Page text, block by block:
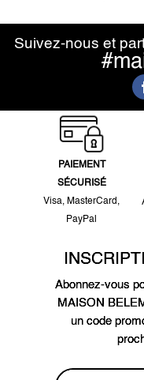
Suivez-nous et
PAIEMENT
SÉCURISÉ
Visa, MasterCard,
PayPal
Abonnez-vous
MAISON
un code